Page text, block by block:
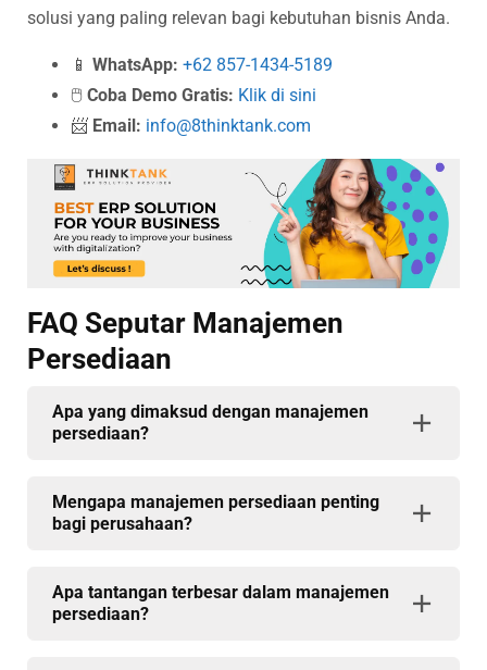
solusi yang paling relevan bagi kebutuhan bisnis Anda.
📱 WhatsApp: +62 857-1434-5189
🖱️ Coba Demo Gratis: Klik di sini
📨 Email: info@8thinktank.com
FAQ Seputar Manajemen
Persediaan
Apa yang dimaksud dengan manajemen
persediaan?
Mengapa manajemen persediaan penting
bagi perusahaan?
Apa tantangan terbesar dalam manajemen
persediaan?